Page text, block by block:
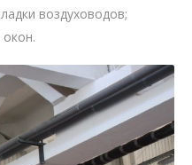
воздуховодов;